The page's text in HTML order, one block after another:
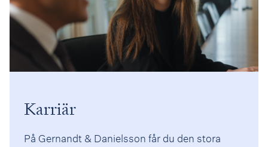
Karriär
På Gernandt & Danielsson får du den stora